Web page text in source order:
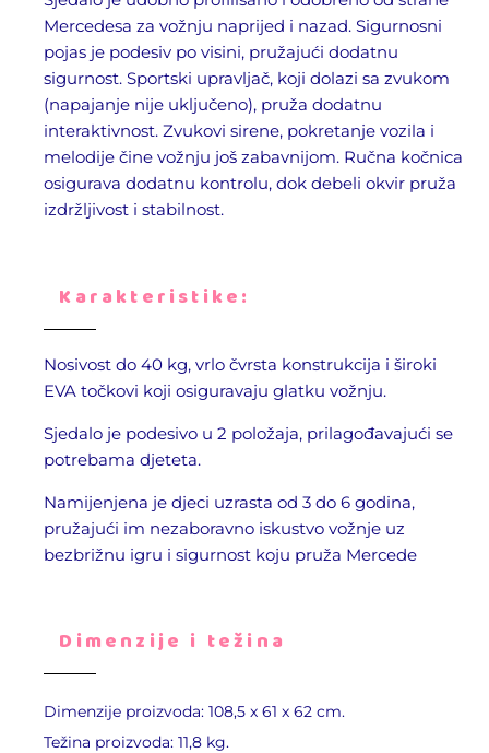
Mercedesa za vožnju naprijed i nazad. Sigurnosni
pojas je podesiv po visini, pružajući dodatnu
sigurnost. Sportski upravljač, koji dolazi sa zvukom
(napajanje nije uključeno), pruža dodatnu
interaktivnost. Zvukovi sirene, pokretanje vozila i
melodije čine vožnju još zabavnijom. Ručna kočnica
osigurava dodatnu kontrolu, dok debeli okvir pruža
izdržljivost i stabilnost.
Karakteristike:
Nosivost do 40 kg, vrlo čvrsta konstrukcija i široki
EVA točkovi koji osiguravaju glatku vožnju.
Sjedalo je podesivo u 2 položaja, prilagođavajući se
potrebama djeteta.
Namijenjena je djeci uzrasta od 3 do 6 godina,
pružajući im nezaboravno iskustvo vožnje uz
bezbrižnu igru i sigurnost koju pruža Mercede
Dimenzije i težina
Dimenzije proizvoda: 108,5 x 61 x 62 cm.
Težina proizvoda: 11,8 kg.